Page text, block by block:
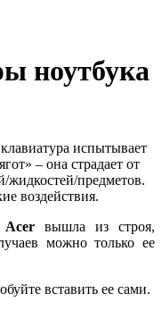
ноутбука
испытывает
– она страдает от
жидкостей/предметов.
воздействия.
Acer вышла из строя,
можно только ее
вставить ее сами.